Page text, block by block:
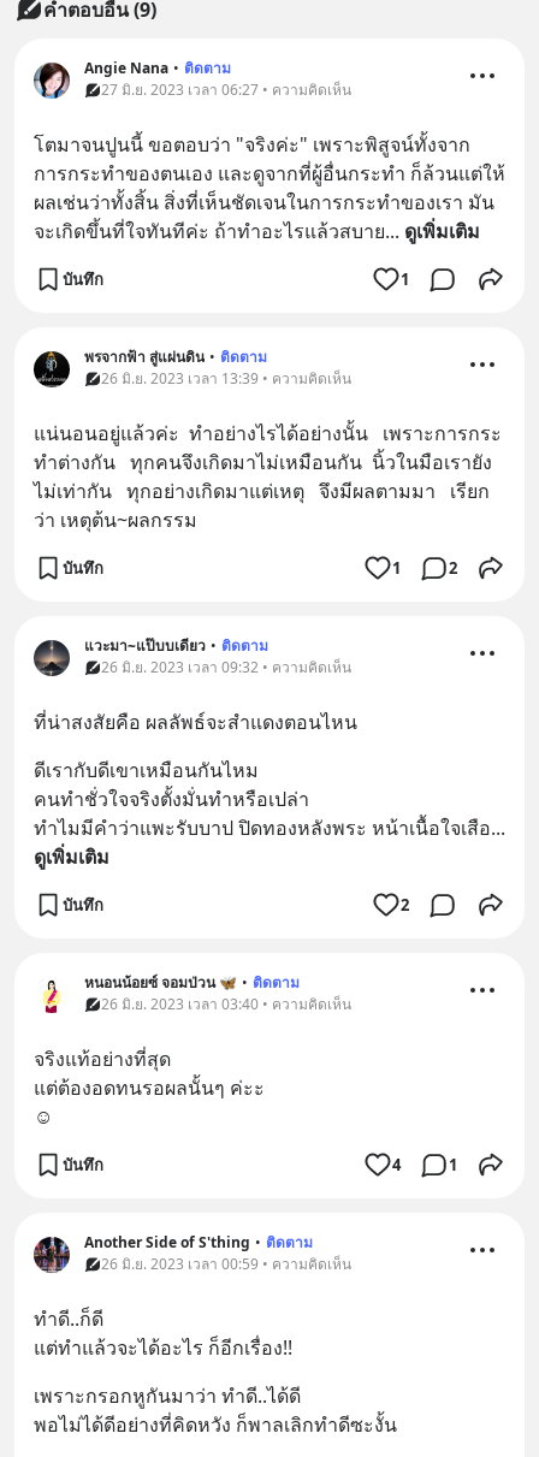
คำตอบอื่น(9)
Angie Nana • ติดตาม
27 มิ.ย. 2023 เวลา 06:27 • ความคิดเห็น
โตมาจนปูนนี้ ขอตอบว่า "จริงค่ะ" เพราะพิสูจน์ทั้งจาก
การกระทำของตนเอง และดูจากที่ผู้อื่นกระทำ ก็ล้วนแต่ให้
ผลเช่นว่าทั้งสิ้น สิ่งที่เห็นชัดเจนในการกระทำของเรา มัน
จะเกิดขึ้นที่ใจทันทีค่ะ ถ้าทำอะไรแล้วสบาย... ดูเพิ่มเติม
บันทึก 1
พรจากฟ้า สู่แผ่นดิน • ติดตาม
26 มิ.ย. 2023 เวลา 13:39 • ความคิดเห็น
แน่นอนอยู่แล้วค่ะ  ทำอย่างไรได้อย่างนั้น   เพราะการกระ
ทำต่างกัน   ทุกคนจึงเกิดมาไม่เหมือนกัน  นิ้วในมือเรายัง
ไม่เท่ากัน   ทุกอย่างเกิดมาแต่เหตุ   จึงมีผลตามมา   เรียก
ว่า เหตุต้น~ผลกรรม
บันทึก 1 2
แวะมา~แป๊บบเดียว • ติดตาม
26 มิ.ย. 2023 เวลา 09:32 • ความคิดเห็น
ที่น่าสงสัยคือ ผลลัพธ์จะสำแดงตอนไหน
ดีเรากับดีเขาเหมือนกันไหม
คนทำชั่วใจจริงตั้งมั่นทำหรือเปล่า
ทำไมมีคำว่าแพะรับบาป ปิดทองหลังพระ หน้าเนื้อใจเสือ
ดูเพิ่มเติม
บันทึก 2
หนอนน้อยซ์ จอมป่วน 🦋 • ติดตาม
26 มิ.ย. 2023 เวลา 03:40 • ความคิดเห็น
จริงแท้อย่างที่สุด
แต่ต้องอดทนรอผลนั้นๆ ค่ะะ
☺️
บันทึก 4 1
Another Side of S'thing • ติดตาม
26 มิ.ย. 2023 เวลา 00:59 • ความคิดเห็น
ทำดี..ก็ดี
แต่ทำแล้วจะได้อะไร ก็อีกเรื่อง!!
เพราะกรอกหูกันมาว่า ทำดี..ได้ดี
พอไม่ได้ดีอย่างที่คิดหวัง ก็พาลเลิกทำดีซะงั้น